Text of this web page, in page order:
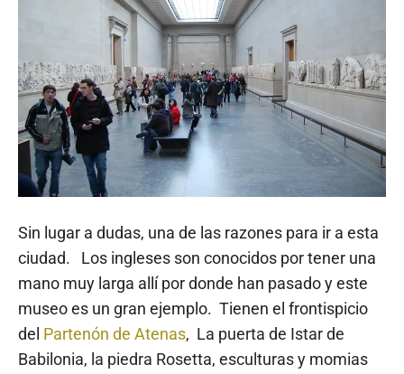
Sin lugar a dudas, una de las razones para ir a esta
ciudad. Los ingleses son conocidos por tener una
mano muy larga allí por donde han pasado y este
museo es un gran ejemplo. Tienen el frontispicio
del Partenón de Atenas, La puerta de Istar de
Babilonia, la piedra Rosetta, esculturas y momias